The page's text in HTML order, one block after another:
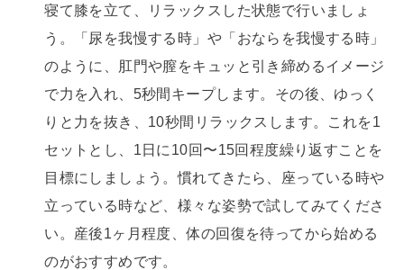
寝て膝を立て、リラックスした状態で行いましょ
う。「尿を我慢する時」や「おならを我慢する時」
のように、肛門や膣をキュッと引き締めるイメージ
で力を入れ、5秒間キープします。その後、ゆっく
りと力を抜き、10秒間リラックスします。これを1
セットとし、1日に10回〜15回程度繰り返すことを
目標にしましょう。慣れてきたら、座っている時や
立っている時など、様々な姿勢で試してみてくださ
い。産後1ヶ月程度、体の回復を待ってから始める
のがおすすめです。